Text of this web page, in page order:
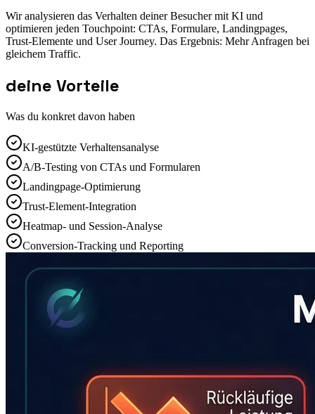
Wir analysieren das Verhalten deiner Besucher mit KI und
optimieren jeden Touchpoint: CTAs, Formulare, Landingpages,
Trust-Elemente und User Journey. Das Ergebnis: Mehr Anfragen bei
gleichem Traffic.
deine Vorteile
Was du konkret davon haben
KI-gestützte Verhaltensanalyse
A/B-Testing von CTAs und Formularen
Landingpage-Optimierung
Trust-Element-Integration
Heatmap- und Session-Analyse
Conversion-Tracking und Reporting